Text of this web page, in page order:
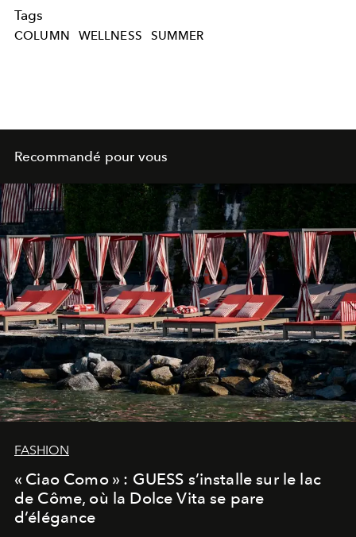
Tags
COLUMN WELLNESS SUMMER
Recommandé pour vous
FASHION
« Ciao Como » : GUESS s’installe sur le lac
de Côme, où la Dolce Vita se pare
d’élégance